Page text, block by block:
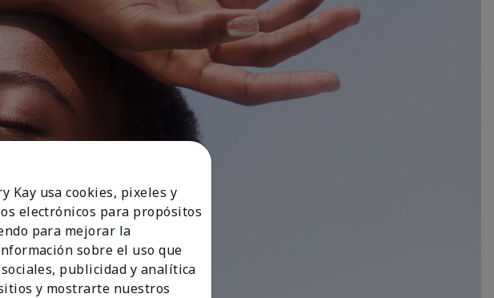
Kay usa cookies, pixeles y
electrónicos para propósitos
para mejorar la
sobre el uso que
publicidad y analítica
y mostrarte nuestros